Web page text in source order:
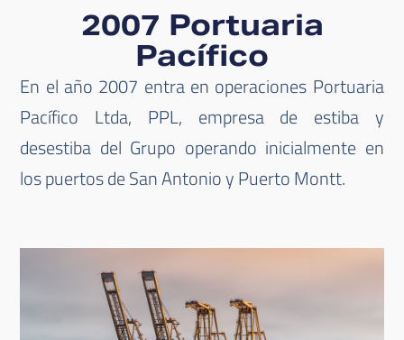
2007 Portuaria
Pacífico
En el año 2007 entra en operaciones Portuaria
Pacífico Ltda, PPL, empresa de estiba y
desestiba del Grupo operando inicialmente en
los puertos de San Antonio y Puerto Montt.